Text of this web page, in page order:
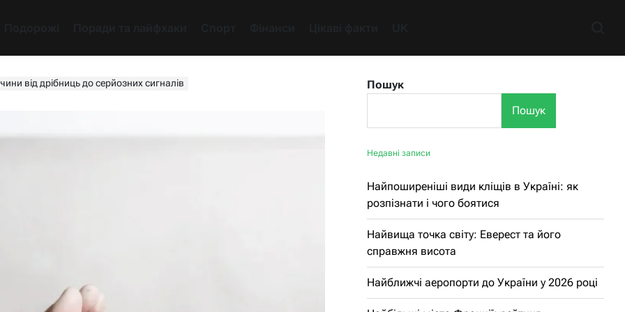
від дрібниць до серйозних сигналів
Пошук
Пошук
Недавні записи
Найпоширеніші види кліщів в Україні: як
розпізнати і чого боятися
Найвища точка світу: Еверест та його
справжня висота
Найближчі аеропорти до України у 2026 році